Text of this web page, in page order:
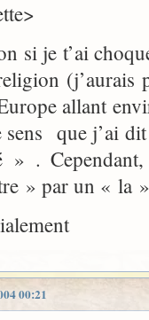
si je t’ai
(j’aurais
allant
sens que j’ai
» .
» par un « la
00:21